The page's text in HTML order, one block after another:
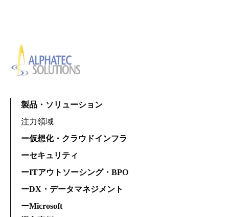
製品・ソリューション
注力領域
ー仮想化・クラウドインフラ
ーセキュリティ
ーITアウトソーシング・BPO
ーDX・データマネジメント
ーMicrosoft